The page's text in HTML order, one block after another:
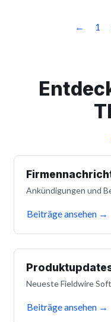
← 1
Ankündigungen und
Beiträge ansehen →
Neueste Fieldwire
Beiträge ansehen →